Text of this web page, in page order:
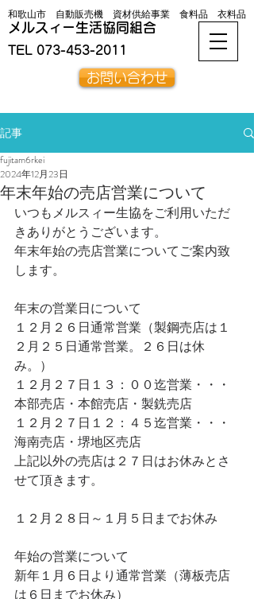
メルスィー生活協同組合
和歌山市 自動販売機 資材供給事業 食料品 衣料品
TEL 073-453-2011
お問い合わせ
記事
年末年始の売店営業について
fujitam6rkei
2024年12月23日
いつもメルスィー生協をご利用いただ
きありがとうございます。
年末年始の売店営業についてご案内致
します。
年末の営業日について
１２月２６日通常営業（製鋼売店は１
２月２５日通常営業。２６日は休
み。）
１２月２７日１３：００迄営業・・・
本部売店・本館売店・製銑売店
１２月２７日１２：４５迄営業・・・
海南売店・堺地区売店
上記以外の売店は２７日はお休みとさ
せて頂きます。
１２月２８日～１月５日までお休み
年始の営業について
新年１月６日より通常営業（薄板売店
は６日までお休み）